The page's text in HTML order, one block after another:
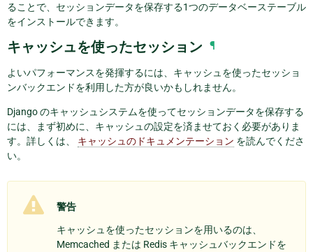
ることで、セッションデータを保存する1つのデータベーステーブル
をインストールできます。
キャッシュを使ったセッション ¶
よいパフォーマンスを発揮するには、キャッシュを使ったセッショ
ンバックエンドを利用した方が良いかもしれません。
Django のキャッシュシステムを使ってセッションデータを保存する
には、まず初めに、キャッシュの設定を済ませておく必要がありま
す。詳しくは、 キャッシュのドキュメンテーション を読んでくださ
い。
警告
キャッシュを使ったセッションを用いるのは、
Memcached または Redis キャッシュバックエンドを